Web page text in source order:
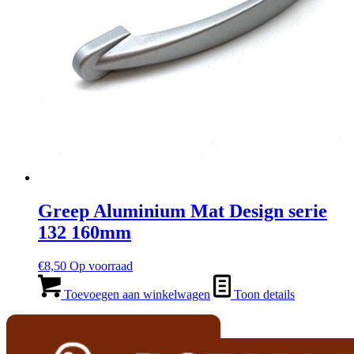
Greep Aluminium Mat Design serie
132 160mm
€8,50 Op voorraad
Toevoegen aan winkelwagen Toon details